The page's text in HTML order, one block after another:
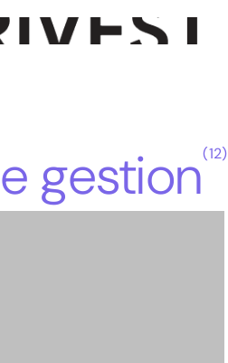
e gestion(12)